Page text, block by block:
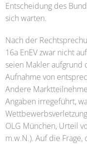
Entscheidung des
sich warten.
Nach der
16a EnEV zwar nicht
seien Makler aufgrund
Aufnahme von
Andere
Angaben irregeführt,
OLG München, Urteil
m.w.N.). Auf die Frage,